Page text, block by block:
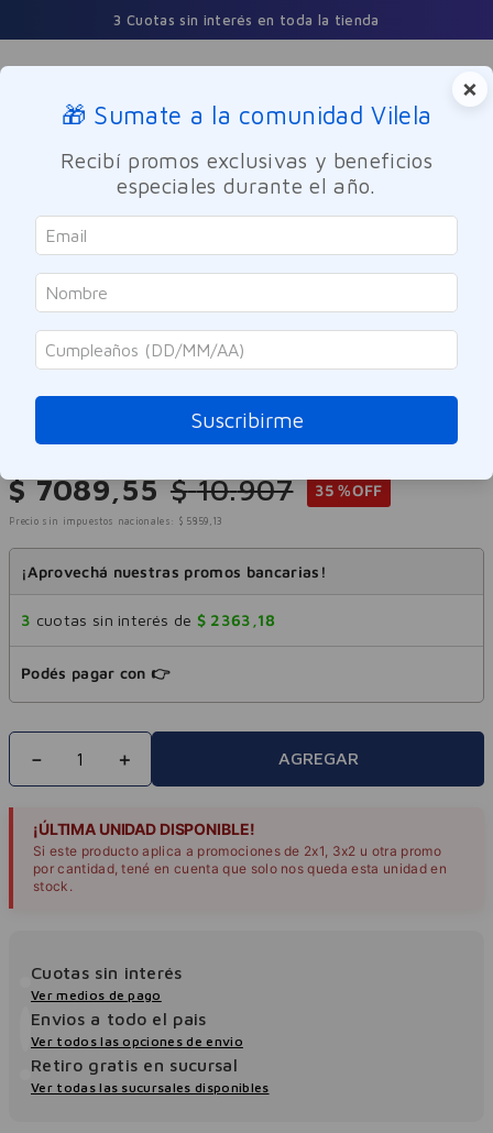
3 Cuotas sin interés en toda la tienda
Buscar
Cuidado Personal Cuidado del Cabello Shampoo
Tresemme
Shampoo Tresemme Matizador
Ultravioleta 500ml
Referencia:-316159
$ 7089,55 $ 10.907 35 %OFF
Precio sin impuestos nacionales: $ 5859 , 13
¡Aprovechá nuestras promos bancarias!
3 cuotas sin interés de $ 2363 ,18
Podés pagar con 👉
＋
－ AGREGAR
¡ÚLTIMA UNIDAD DISPONIBLE!
Si este producto aplica a promociones de 2x1, 3x2 u otra promo
por cantidad, tené en cuenta que solo nos queda esta unidad en
stock.
Cuotas sin interés
Ver medios de pago
Envios a todo el pais
Ver todos las opciones de envio
Retiro gratis en sucursal
Ver todas las sucursales disponibles
×
🎁 Sumate a la comunidad Vilela
Recibí promos exclusivas y beneficios
especiales durante el año.
Suscribirme